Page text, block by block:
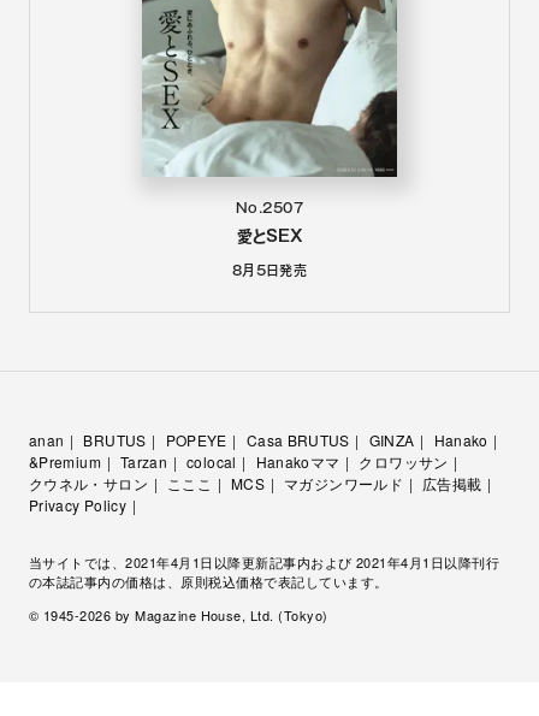
No.2507
愛とSEX
8月5日発売
anan BRUTUS POPEYE Casa BRUTUS GINZA
Hanako
&Premium
Tarzan colocal Hanakoママ
クロワッサン
クウネル・サロン
こここ MCS マガジンワールド
広告掲載
Privacy Policy
当サイトでは、2021年4月1日以降更新記事内および 2021年4月1日以降刊行
の本誌記事内の価格は、原則税込価格で表記しています。
© 1945-2026 by Magazine House, Ltd. (Tokyo)